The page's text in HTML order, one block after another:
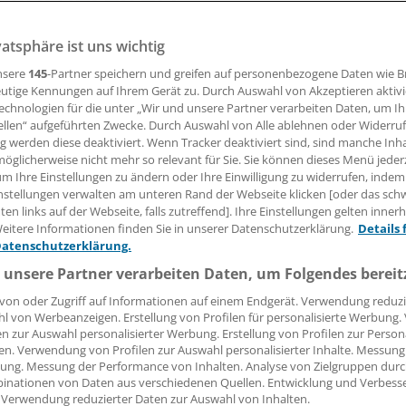
EBM-Leistungen im Rahmen des Lungenkrebs-Screenings
will, braucht dafür eine spezielle Fortbildung. Für
keine allzu große Hürde.
Leserin, lieber Leser,
Beitrag können Sie lesen, sobald Sie sich eingeloggt
Jetzt anmelden »
Kostenlos
vergessen?
ist mit wenigen Klicks erledigt und kostenlos.
des kostenlosen Login:
Analysen, Hintergründe und Infografiken
Interviews und Praxis-Tipps
ist uns wichtig
145-Partner speichern und greifen auf personenbezogene Daten wie
Kennungen auf Ihrem Gerät zu. Durch Auswahl von Akzeptieren
für die unter „Wir und unsere Partner verarbeiten Daten, um
aufgeführten Zwecke. Durch Auswahl von Alle ablehnen oder
werden diese deaktiviert. Wenn Tracker deaktiviert sind, sind manche
nicht mehr so relevant für Sie. Sie können dieses Menü
Ihre Einstellungen zu ändern oder Ihre Einwilligung zu widerrufen, indem
verwalten am unteren Rand der Webseite klicken [oder das
links auf der Webseite, falls zutreffend]. Ihre Einstellungen gelten
Informationen finden Sie in unserer Datenschutzerklärung. Details
Partner verarbeiten Daten, um Folgendes
oder Zugriff auf Informationen auf einem Endgerät. Verwendung
von Werbeanzeigen. Erstellung von Profilen für personalisierte
zur Auswahl personalisierter Werbung. Erstellung von Profilen zur
Verwendung von Profilen zur Auswahl personalisierter Inhalte.
Messung der Performance von Inhalten. Analyse von Zielgruppen
von Daten aus verschiedenen Quellen. Entwicklung und
reduzierter Daten zur Auswahl von Inhalten.